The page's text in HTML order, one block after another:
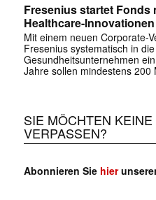
Fresenius startet Fonds
Healthcare-Innovationen
Mit einem neuen Corporate-
Fresenius systematisch in
Gesundheitsunternehmen
Jahre sollen mindestens
SIE MÖCHTEN
VERPASSEN?
Abonnieren Sie hier